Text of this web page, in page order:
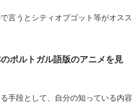
言うとシティオブゴット等がオスス
ポルトガル語版のアニメを見
手段として、自分の知っている内容